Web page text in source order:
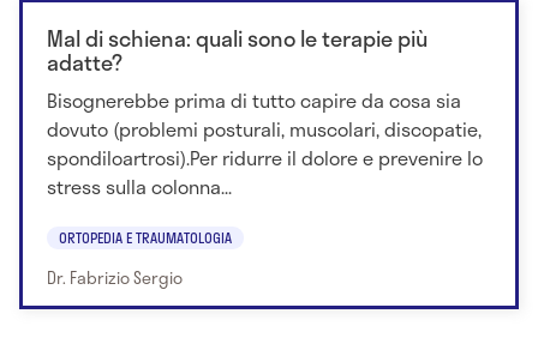
Mal di schiena: quali sono le terapie più
adatte?
Bisognerebbe prima di tutto capire da cosa sia
dovuto (problemi posturali, muscolari, discopatie,
spondiloartrosi).Per ridurre il dolore e prevenire lo
stress sulla colonna...
ORTOPEDIA E TRAUMATOLOGIA
Dr. Fabrizio Sergio